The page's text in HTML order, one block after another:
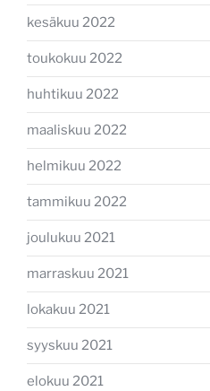
kesäkuu 2022
toukokuu 2022
huhtikuu 2022
maaliskuu 2022
helmikuu 2022
tammikuu 2022
joulukuu 2021
marraskuu 2021
lokakuu 2021
syyskuu 2021
elokuu 2021